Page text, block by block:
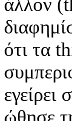
άλλον
ότι τα